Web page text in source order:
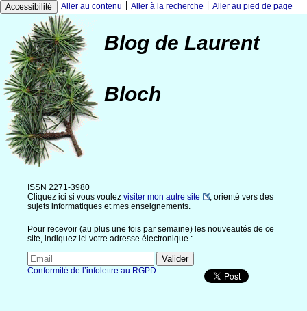
Accessibilité Aller au contenu Aller à la recherche Aller au pied de page
Blog de Laurent
Bloch
ISSN 2271-3980
Cliquez ici si vous voulez visiter mon autre site
, orienté vers des
sujets informatiques et mes enseignements.
Pour recevoir (au plus une fois par semaine) les nouveautés de ce
site, indiquez ici votre adresse électronique :
Conformité de l’infolettre au RGPD